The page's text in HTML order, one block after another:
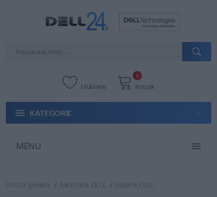
Ulubione Koszyk
0
KATEGORIE
MENU
Strona główna Akcesoria DELL Baterie DELL